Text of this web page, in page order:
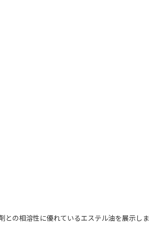
の相溶性に優れているエステル油を展示しま